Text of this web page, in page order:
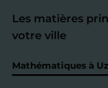
Les matières
votre ville
Mathématiques à